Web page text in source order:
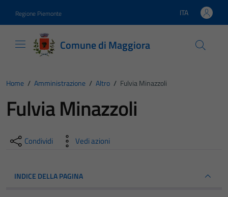
Regione Piemonte Lingua attiva:
ITA
Comune di Maggiora
Home / Amministrazione / Altro / Fulvia Minazzoli
Fulvia Minazzoli
Condividi Vedi azioni
INDICE DELLA PAGINA